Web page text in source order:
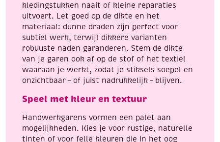
kledingstukken naait of kleine reparaties
uitvoert. Let goed op de dikte en het
materiaal: dunne draden zijn perfect voor
subtiel werk, terwijl dikkere varianten
robuuste naden garanderen. Stem de dikte
van je garen ook af op de stof of het textiel
waaraan je werkt, zodat je stiksels soepel en
onzichtbaar – of juist nadrukkelijk – blijven.
Speel met kleur en textuur
Handwerkgarens vormen een palet aan
mogelijkheden. Kies je voor rustige, naturelle
tinten of voor felle kleuren die in het oog